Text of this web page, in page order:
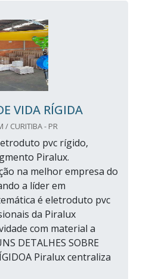
VIDA RÍGIDA
/ CURITIBA - PR
pvc rígido,
Piralux.
na melhor empresa do
a líder em
é eletroduto pvc
da Piralux
com material a
DETALHES SOBRE
Piralux centraliza